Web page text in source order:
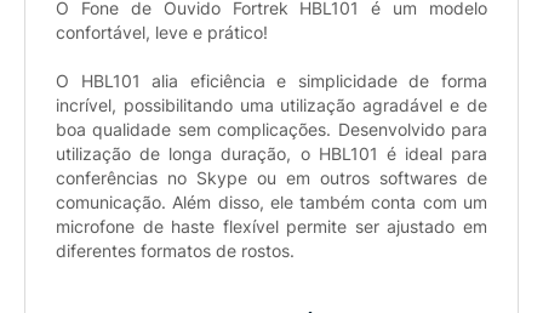
O Fone de Ouvido Fortrek HBL101 é um modelo
confortável, leve e prático!
O HBL101 alia eficiência e simplicidade de forma
incrível, possibilitando uma utilização agradável e de
boa qualidade sem complicações. Desenvolvido para
utilização de longa duração, o HBL101 é ideal para
conferências no Skype ou em outros softwares de
comunicação. Além disso, ele também conta com um
microfone de haste flexível permite ser ajustado em
diferentes formatos de rostos.